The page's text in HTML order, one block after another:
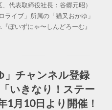
代表取締役社長：谷郷元昭）
イブ」所属の「猫又おかゆ」
ぽいずにゃ〜しんどろーむ』
」チャンネル登録
いきなり！ステー
1月10日より開催！